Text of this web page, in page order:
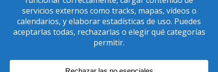
PREGUNTAS FRECUENTES
CONTACTO
FEDERACIÓN VIZCAÍNA DE MONTAÑA
FEDERACIÓN VASCA DE MONTAÑA